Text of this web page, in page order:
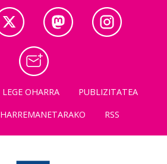
LEGE OHARRA
PUBLIZITATEA
HARREMANETARAKO RSS